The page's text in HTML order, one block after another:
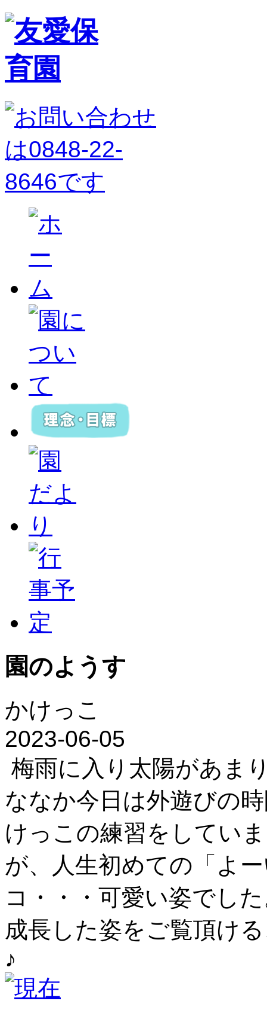
園のようす
かけっこ
2023-06-05
梅雨に入り太陽があま
ななか今日は外遊びの
けっこの練習をしてい
が、人生初めての「よ
コ・・・可愛い姿でし
成長した姿をご覧頂け
♪